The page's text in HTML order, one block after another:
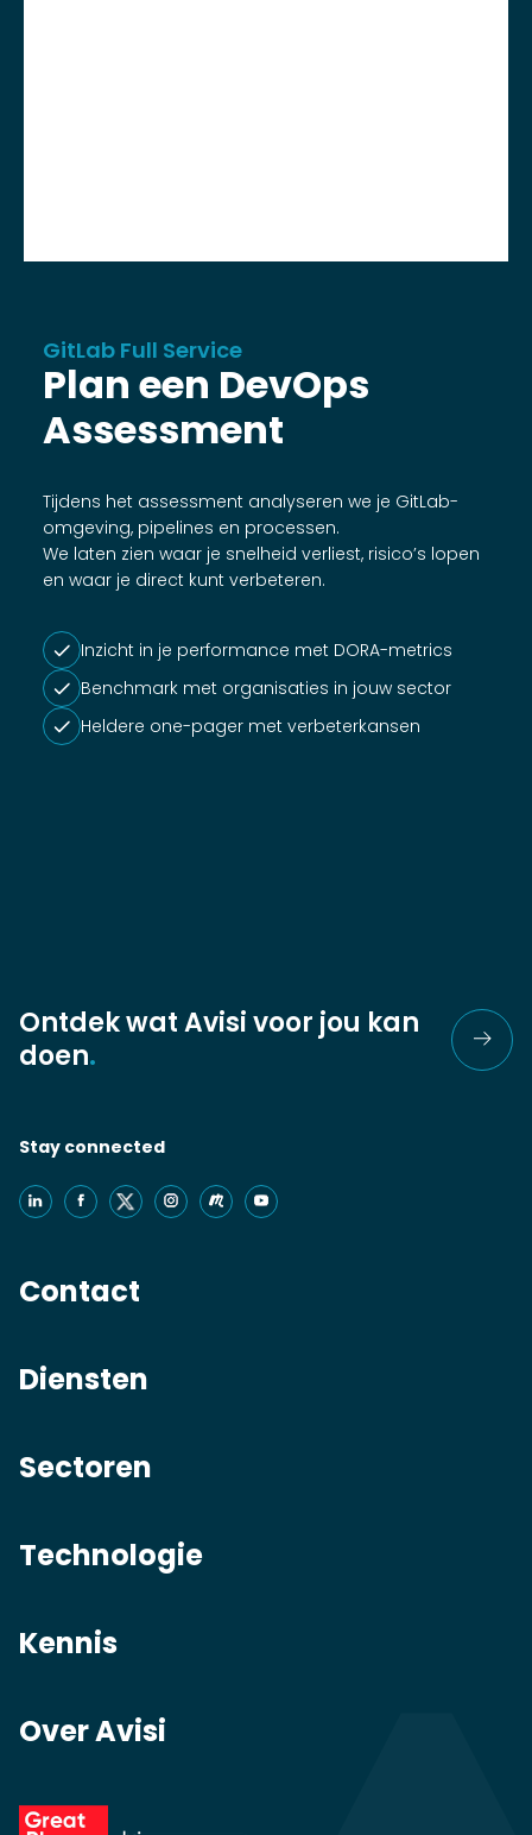
GitLab Full Service
Plan een DevOps
Assessment
Tijdens het assessment analyseren we je GitLab-
omgeving, pipelines en processen.
We laten zien waar je snelheid verliest, risico’s lopen
en waar je direct kunt verbeteren.
Inzicht in je performance met DORA-metrics
Benchmark met organisaties in jouw sector
Heldere one-pager met verbeterkansen
Ontdek wat Avisi voor jou kan
doen.
Stay connected
Contact
Diensten
Sectoren
Technologie
Kennis
Over Avisi